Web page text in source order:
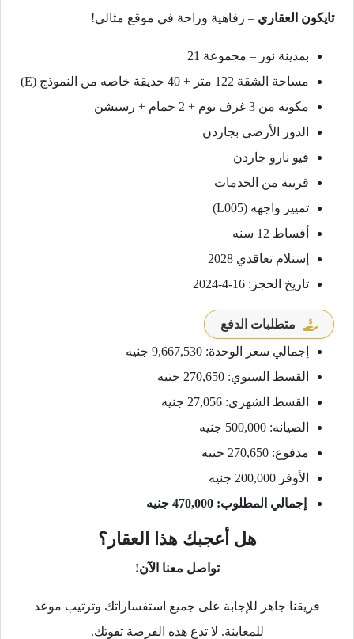
تايكون العقاري – رفاهية وراحة في موقع مثالي!
بمدينة نور – مجموعة 21
مساحة الشقة 122 متر + 40 حديقة خاصه من النموذج (E)
مكونة من 3 غرف نوم + 2 حمام + رسبشن
الدور الأرضي بجاردن
فيو نارو جاردن
قريبة من الخدمات
تمييز واجهه (L005)
أقساط 12 سنه
إستلام تعاقدي 2028
تاريخ الحجز: 16-4-2024
متطلبات الدفع
إجمالي سعر الوحدة: 9,667,530 جنيه
القسط السنوي: 270,650 جنيه
القسط الشهري: 27,056 جنيه
الصيانه: 500,000 جنيه
مدفوع: 270,650 جنيه
الأوفر 200,000 جنيه
إجمالي المطلوب: 470,000 جنيه
هل أعجبك هذا العقار؟
تواصل معنا الآن!
فريقنا جاهز للإجابة على جميع استفساراتك وترتيب موعد
للمعاينة. لا تدع هذه الفرصة تفوتك.